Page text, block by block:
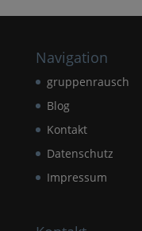
Navigation
gruppenrausch
Blog
Kontakt
Datenschutz
Impressum